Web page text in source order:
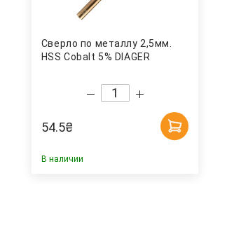
Сверло по металлу 2,5мм.
HSS Cobalt 5% DIAGER
54.5₴
В наличии